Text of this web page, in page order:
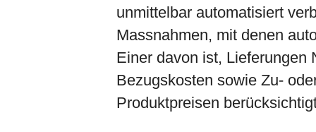
unmittelbar automatisiert
Massnahmen, mit denen
Einer davon ist, Lieferungen
Bezugskosten sowie Zu-
Produktpreisen